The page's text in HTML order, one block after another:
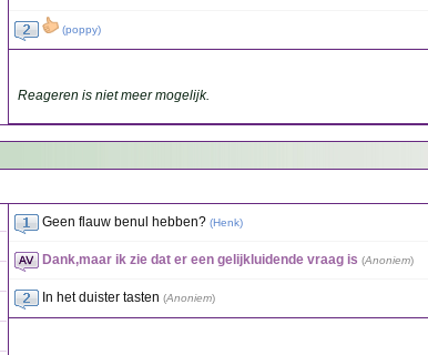
(poppy)
Reageren is niet meer mogelijk.
Geen flauw benul hebben? (Henk)
Dank,maar ik zie dat er een gelijkluidende vraag is (Anoniem)
In het duister tasten (Anoniem)